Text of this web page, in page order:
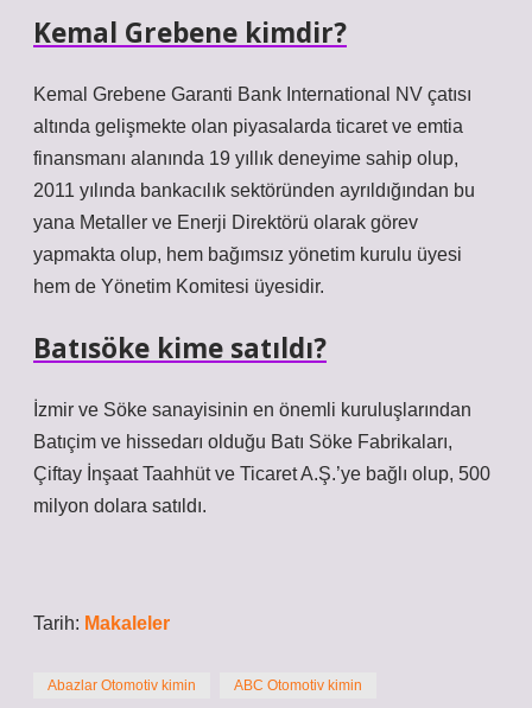
Kemal Grebene kimdir?
Kemal Grebene Garanti Bank International NV çatısı
altında gelişmekte olan piyasalarda ticaret ve emtia
finansmanı alanında 19 yıllık deneyime sahip olup,
2011 yılında bankacılık sektöründen ayrıldığından bu
yana Metaller ve Enerji Direktörü olarak görev
yapmakta olup, hem bağımsız yönetim kurulu üyesi
hem de Yönetim Komitesi üyesidir.
Batısöke kime satıldı?
İzmir ve Söke sanayisinin en önemli kuruluşlarından
Batıçim ve hissedarı olduğu Batı Söke Fabrikaları,
Çiftay İnşaat Taahhüt ve Ticaret A.Ş.’ye bağlı olup, 500
milyon dolara satıldı.
Tarih: Makaleler
Abazlar Otomotiv kimin ABC Otomotiv kimin